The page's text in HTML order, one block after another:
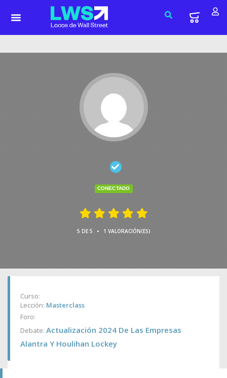
CONECTADO
5 DE 5 • 1 VALORACIÓN(ES)
Curso:
Lección: Masterclass
Foro:
Debate: Actualización 2024 De Las Empresas
Alantra Y Houlihan Lockey